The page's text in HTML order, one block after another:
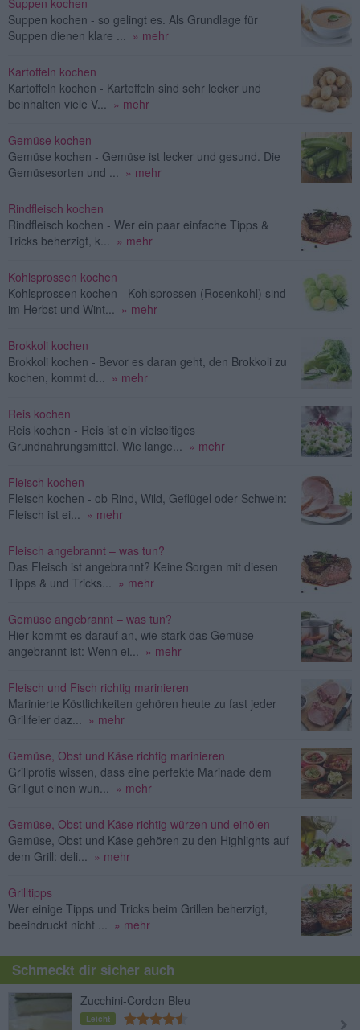
Suppen kochen - so gelingt es. Als Grundlage für
Suppen dienen klare ...
» mehr
Kartoffeln kochen
Kartoffeln kochen - Kartoffeln sind sehr lecker und
beinhalten viele V...
» mehr
Gemüse kochen
Gemüse kochen - Gemüse ist lecker und gesund. Die
Gemüsesorten und ...
» mehr
Rindfleisch kochen
Rindfleisch kochen - Wer ein paar einfache Tipps &
Tricks beherzigt, k...
» mehr
Kohlsprossen kochen
Kohlsprossen kochen - Kohlsprossen (Rosenkohl) sind
im Herbst und Wint...
» mehr
Brokkoli kochen
Brokkoli kochen - Bevor es daran geht, den Brokkoli zu
kochen, kommt d...
» mehr
Reis kochen
Reis kochen - Reis ist ein vielseitiges
Grundnahrungsmittel. Wie lange...
» mehr
Fleisch kochen
Fleisch kochen - ob Rind, Wild, Geflügel oder Schwein:
Fleisch ist ei...
» mehr
Fleisch angebrannt – was tun?
Das Fleisch ist angebrannt? Keine Sorgen mit diesen
Tipps & und Tricks...
» mehr
Gemüse angebrannt – was tun?
Hier kommt es darauf an, wie stark das Gemüse
angebrannt ist: Wenn ei...
» mehr
Fleisch und Fisch richtig marinieren
Marinierte Köstlichkeiten gehören heute zu fast jeder
Grillfeier daz...
» mehr
Gemüse, Obst und Käse richtig marinieren
Grillprofis wissen, dass eine perfekte Marinade dem
Grillgut einen wun...
» mehr
Gemüse, Obst und Käse richtig würzen und einölen
Gemüse, Obst und Käse gehören zu den Highlights auf
dem Grill: deli...
» mehr
Grilltipps
Wer einige Tipps und Tricks beim Grillen beherzigt,
beeindruckt nicht ...
» mehr
Schmeckt dir sicher auch
Zucchini-Cordon Bleu
Leicht